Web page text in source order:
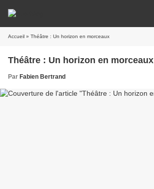
Accueil » Théâtre : Un horizon en morceaux
Théâtre : Un horizon en morceaux
Par Fabien Bertrand